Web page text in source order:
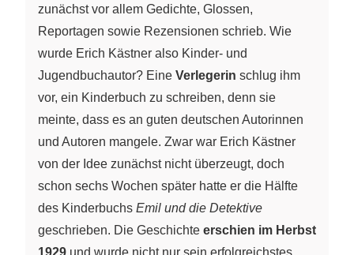
zunächst vor allem Gedichte, Glossen,
Reportagen sowie Rezensionen schrieb. Wie
wurde Erich Kästner also Kinder- und
Jugendbuchautor? Eine Verlegerin schlug ihm
vor, ein Kinderbuch zu schreiben, denn sie
meinte, dass es an guten deutschen Autorinnen
und Autoren mangele. Zwar war Erich Kästner
von der Idee zunächst nicht überzeugt, doch
schon sechs Wochen später hatte er die Hälfte
des Kinderbuchs Emil und die Detektive
geschrieben. Die Geschichte erschien im Herbst
1929 und wurde nicht nur sein erfolgreichstes